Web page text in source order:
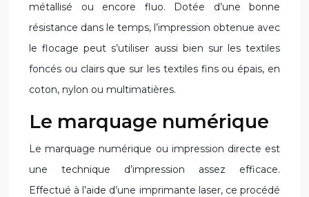
métallisé ou encore fluo. Dotée d’une bonne
résistance dans le temps, l’impression obtenue avec
le flocage peut s’utiliser aussi bien sur les textiles
foncés ou clairs que sur les textiles fins ou épais, en
coton, nylon ou multimatières.
Le marquage numérique
Le marquage numérique ou impression directe est
une technique d’impression assez efficace.
Effectué à l’aide d’une imprimante laser, ce procédé